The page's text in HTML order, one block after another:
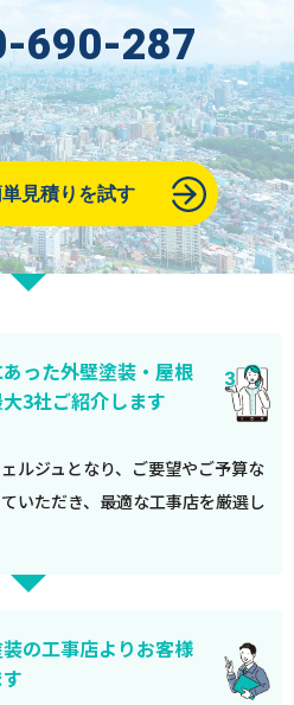
690-287
見積りを試す
った外壁塗装・屋根
3社ご紹介します
ルジュとなり、ご要望やご予算な
いただき、最適な工事店を厳選し
の工事店よりお客様